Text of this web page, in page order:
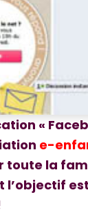
«
e-
toute la
l’objectif